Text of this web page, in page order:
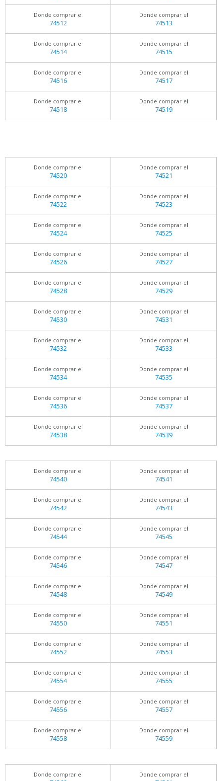
Donde comprar el
74512
Donde comprar el
74513
Donde comprar el
74514
Donde comprar el
74515
Donde comprar el
74516
Donde comprar el
74517
Donde comprar el
74518
Donde comprar el
74519
Donde comprar el
74520
Donde comprar el
74521
Donde comprar el
74522
Donde comprar el
74523
Donde comprar el
74524
Donde comprar el
74525
Donde comprar el
74526
Donde comprar el
74527
Donde comprar el
74528
Donde comprar el
74529
Donde comprar el
74530
Donde comprar el
74531
Donde comprar el
74532
Donde comprar el
74533
Donde comprar el
74534
Donde comprar el
74535
Donde comprar el
74536
Donde comprar el
74537
Donde comprar el
74538
Donde comprar el
74539
Donde comprar el
74540
Donde comprar el
74541
Donde comprar el
74542
Donde comprar el
74543
Donde comprar el
74544
Donde comprar el
74545
Donde comprar el
74546
Donde comprar el
74547
Donde comprar el
74548
Donde comprar el
74549
Donde comprar el
74550
Donde comprar el
74551
Donde comprar el
74552
Donde comprar el
74553
Donde comprar el
74554
Donde comprar el
74555
Donde comprar el
74556
Donde comprar el
74557
Donde comprar el
74558
Donde comprar el
74559
Donde comprar el Donde comprar el